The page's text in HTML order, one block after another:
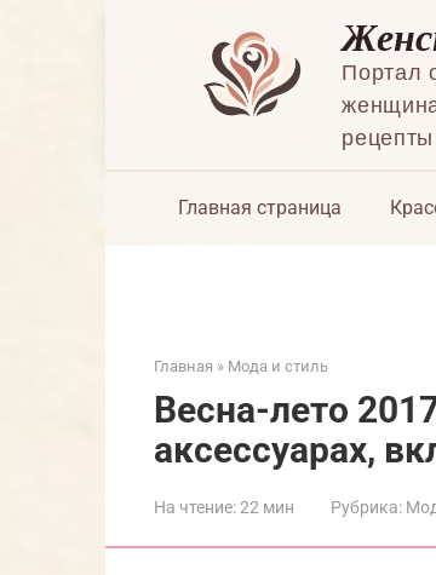
Портал
Главная страница
Главная » Мода и стиль
Весна-лето
аксессуарах,
На чтение:22 мин Рубрика: